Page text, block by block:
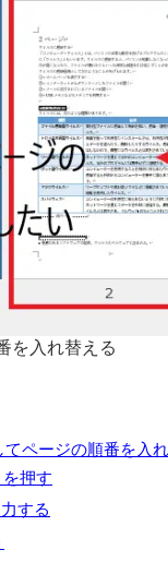
を入れ替える
ページの順番を入
押す
する